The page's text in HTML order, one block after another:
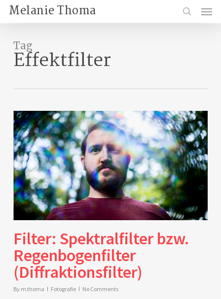
Skip
main
Melanie Thoma
search
Menu
Tag
Effektfilter
Filter: Spektralfilter bzw.
Regenbogenfilter
(Diffraktionsfilter)
By m.thoma Fotografie No Comments